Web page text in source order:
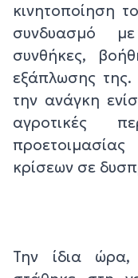
κινητοποίηση
συνδυασμό
συνθήκες,
εξάπλωσης της.
την ανάγκη
αγροτικές
κρίσεων σε
Την ίδια